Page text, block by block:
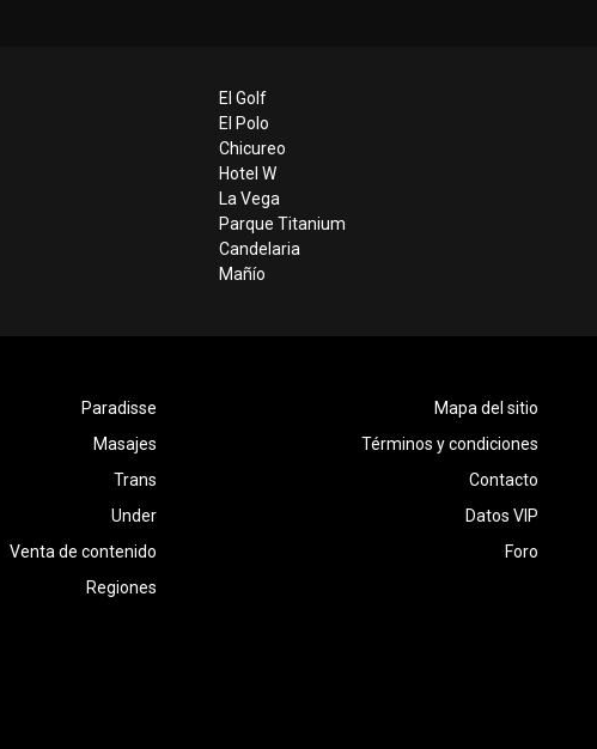
El Golf
El Polo
Chicureo
Hotel W
La Vega
Parque Titanium
Candelaria
Mañío
Paradisse
Masajes
Trans
Under
Venta de contenido
Regiones
Mapa del sitio
Términos y condiciones
Contacto
Datos VIP
Foro